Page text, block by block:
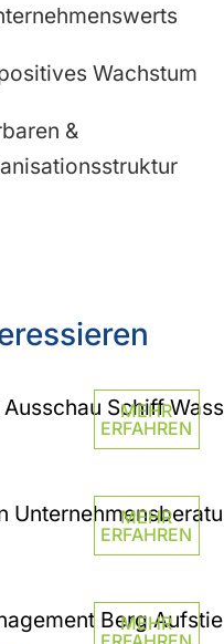
Wachstum
&
MEHR
ERFAHREN
MEHR
ERFAHREN
MEHR